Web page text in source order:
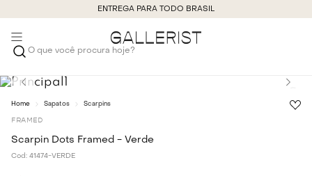
ENTREGA PARA TODO BRASIL
O que você procura hoje?
Sapatos Scarpins
FRAMED
Scarpin Dots Framed - Verde
Cod: 41474-VERDE